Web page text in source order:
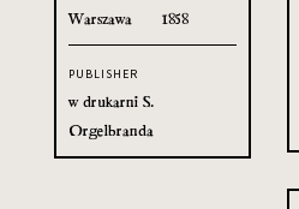
Warszawa 1858
PUBLISHER
w drukarni S.
Orgelbranda